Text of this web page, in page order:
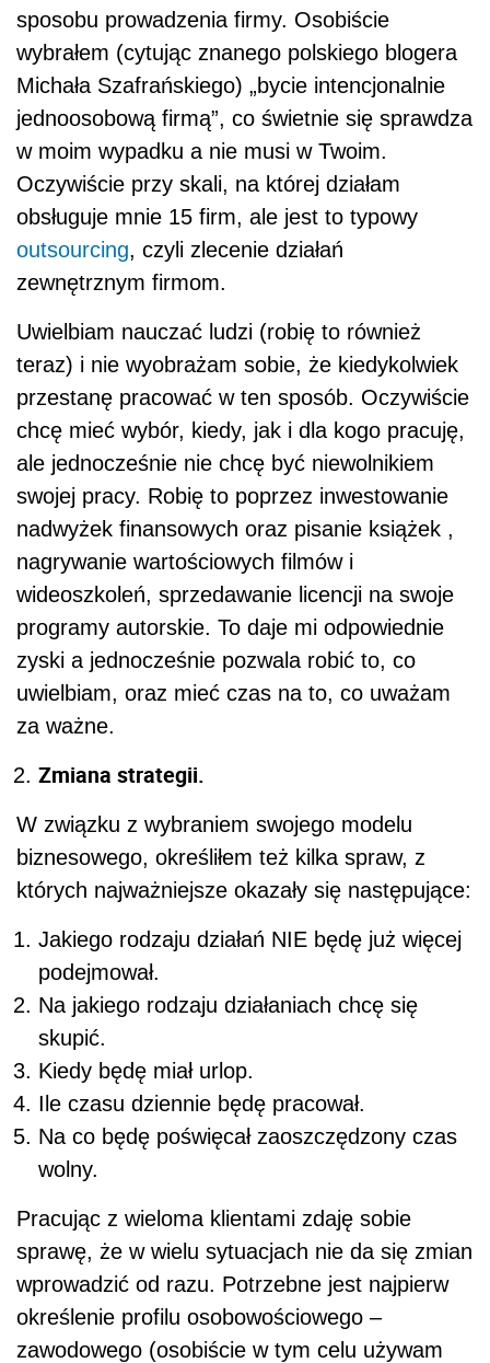
sposobu prowadzenia firmy. Osobiście
wybrałem (cytując znanego polskiego blogera
Michała Szafrańskiego) „bycie intencjonalnie
jednoosobową firmą”, co świetnie się sprawdza
w moim wypadku a nie musi w Twoim.
Oczywiście przy skali, na której działam
obsługuje mnie 15 firm, ale jest to typowy
outsourcing, czyli zlecenie działań
zewnętrznym firmom.
Uwielbiam nauczać ludzi (robię to również
teraz) i nie wyobrażam sobie, że kiedykolwiek
przestanę pracować w ten sposób. Oczywiście
chcę mieć wybór, kiedy, jak i dla kogo pracuję,
ale jednocześnie nie chcę być niewolnikiem
swojej pracy. Robię to poprzez inwestowanie
nadwyżek finansowych oraz pisanie książek ,
nagrywanie wartościowych filmów i
wideoszkoleń, sprzedawanie licencji na swoje
programy autorskie. To daje mi odpowiednie
zyski a jednocześnie pozwala robić to, co
uwielbiam, oraz mieć czas na to, co uważam
za ważne.
Zmiana strategii.
W związku z wybraniem swojego modelu
biznesowego, określiłem też kilka spraw, z
których najważniejsze okazały się następujące:
Jakiego rodzaju działań NIE będę już więcej
podejmował.
Na jakiego rodzaju działaniach chcę się
skupić.
Kiedy będę miał urlop.
Ile czasu dziennie będę pracował.
Na co będę poświęcał zaoszczędzony czas
wolny.
Pracując z wieloma klientami zdaję sobie
sprawę, że w wielu sytuacjach nie da się zmian
wprowadzić od razu. Potrzebne jest najpierw
określenie profilu osobowościowego –
zawodowego (osobiście w tym celu używam